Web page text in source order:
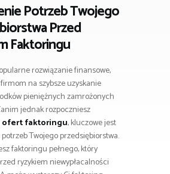
Potrzeb Twojego
Przed
Faktoringu
rozwiązanie finansowe,
na szybsze uzyskanie
pieniężnych zamrożonych
jednak rozpoczniesz
ofert faktoringu, kluczowe jest
Twojego przedsiębiorstwa.
faktoringu pełnego, który
ryzykiem niewypłacalności